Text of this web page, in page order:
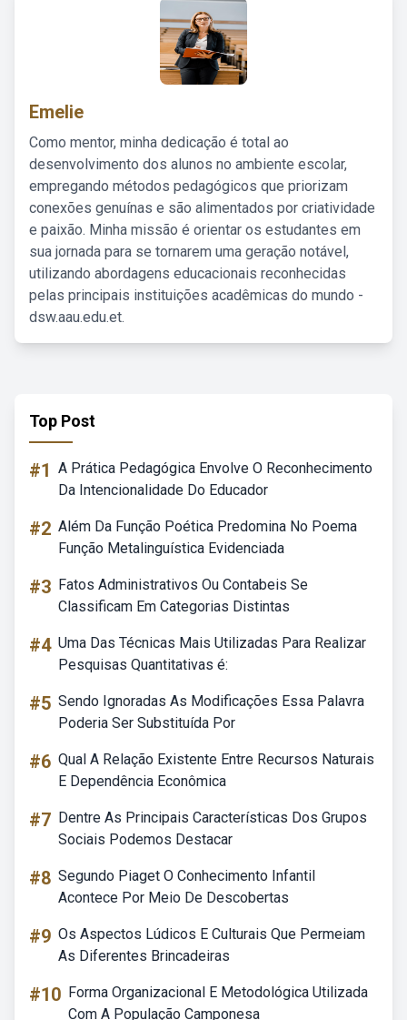
Emelie
Como mentor, minha dedicação é total ao
desenvolvimento dos alunos no ambiente escolar,
empregando métodos pedagógicos que priorizam
conexões genuínas e são alimentados por criatividade
e paixão. Minha missão é orientar os estudantes em
sua jornada para se tornarem uma geração notável,
utilizando abordagens educacionais reconhecidas
pelas principais instituições acadêmicas do mundo -
dsw.aau.edu.et.
Top Post
#1 A Prática Pedagógica Envolve O Reconhecimento
Da Intencionalidade Do Educador
#2 Além Da Função Poética Predomina No Poema
Função Metalinguística Evidenciada
#3 Fatos Administrativos Ou Contabeis Se
Classificam Em Categorias Distintas
#4 Uma Das Técnicas Mais Utilizadas Para Realizar
Pesquisas Quantitativas é:
#5 Sendo Ignoradas As Modificações Essa Palavra
Poderia Ser Substituída Por
#6 Qual A Relação Existente Entre Recursos Naturais
E Dependência Econômica
#7 Dentre As Principais Características Dos Grupos
Sociais Podemos Destacar
#8 Segundo Piaget O Conhecimento Infantil
Acontece Por Meio De Descobertas
#9 Os Aspectos Lúdicos E Culturais Que Permeiam
As Diferentes Brincadeiras
#10 Forma Organizacional E Metodológica Utilizada
Com A População Camponesa